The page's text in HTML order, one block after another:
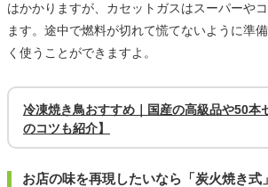
はかかりますが、カセットガスはスーパーや
ます。途中で燃料が切れて慌てないように準
く使うことができますよ。
冷凍焼き鳥おすすめ｜国産の高級品や50本
のコツも紹介】
お店の味を再現したいなら「炭火焼き式」